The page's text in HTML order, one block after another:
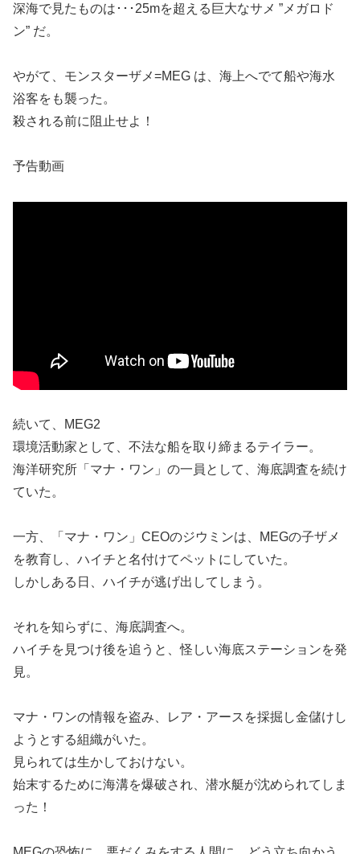
深海で見たものは･･･25mを超える巨大なサメ ”メガロド
ン” だ。
やがて、モンスターザメ=MEG は、海上へでて船や海水
浴客をも襲った。
殺される前に阻止せよ！
予告動画
続いて、MEG2
環境活動家として、不法な船を取り締まるテイラー。
海洋研究所「マナ・ワン」の一員として、海底調査を続け
ていた。
一方、「マナ・ワン」CEOのジウミンは、MEGの子ザメ
を教育し、ハイチと名付けてペットにしていた。
しかしある日、ハイチが逃げ出してしまう。
それを知らずに、海底調査へ。
ハイチを見つけ後を追うと、怪しい海底ステーションを発
見。
マナ・ワンの情報を盗み、レア・アースを採掘し金儲けし
ようとする組織がいた。
見られては生かしておけない。
始末するために海溝を爆破され、潜水艇が沈められてしま
った！